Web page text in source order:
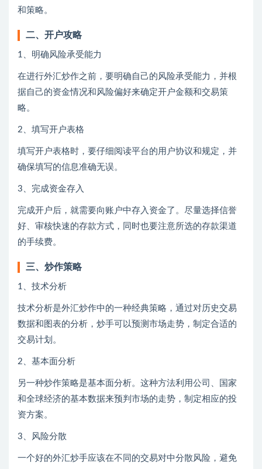
和策略。
二、开户攻略
1、明确风险承受能力
在进行外汇炒作之前，要明确自己的风险承受能力，并根
据自己的资金情况和风险偏好来确定开户金额和交易策
略。
2、填写开户表格
填写开户表格时，要仔细阅读平台的用户协议和规定，并
确保填写的信息准确无误。
3、完成资金存入
完成开户后，就需要向账户中存入资金了。尽量选择信誉
好、审核快速的存款方式，同时也要注意所选的存款渠道
的手续费。
三、炒作策略
1、技术分析
技术分析是外汇炒作中的一种经典策略，通过对历史交易
数据和图表的分析，炒手可以预测市场走势，制定合适的
交易计划。
2、基本面分析
另一种炒作策略是基本面分析。这种方法利用公司、国家
和全球经济的基本数据来预判市场的走势，制定相应的投
资方案。
3、风险分散
一个好的外汇炒手应该在不同的交易对中分散风险，避免